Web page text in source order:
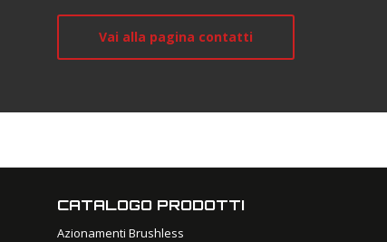
Vai alla pagina contatti
CATALOGO PRODOTTI
Azionamenti Brushless